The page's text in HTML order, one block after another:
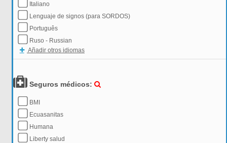
Italiano
Lenguaje de signos (para SORDOS)
Português
Ruso - Russian
Añadir otros idiomas
Seguros médicos:
BMI
Ecuasanitas
Humana
Liberty salud